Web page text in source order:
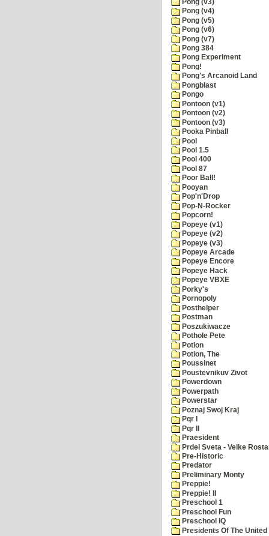
Pong (v3)
Pong (v4)
Pong (v5)
Pong (v6)
Pong (v7)
Pong 384
Pong Experiment
Pong!
Pong's Arcanoid Land
Pongblast
Pongo
Pontoon (v1)
Pontoon (v2)
Pontoon (v3)
Pooka Pinball
Pool
Pool 1.5
Pool 400
Pool 87
Poor Ball!
Pooyan
Pop'n'Drop
Pop-N-Rocker
Popcorn!
Popeye (v1)
Popeye (v2)
Popeye (v3)
Popeye Arcade
Popeye Encore
Popeye Hack
Popeye VBXE
Porky's
Pornopoly
Posthelper
Postman
Poszukiwacze
Pothole Pete
Potion
Potion, The
Poussinet
Poustevnikuv Zivot
Powerdown
Powerpath
Powerstar
Poznaj Swoj Kraj
Pqr I
Pqr II
Praesident
Prdel Sveta - Velke
Pre-Historic
Predator
Preliminary Monty
Preppie!
Preppie! II
Preschool 1
Preschool Fun
Preschool IQ
Presidents Of The